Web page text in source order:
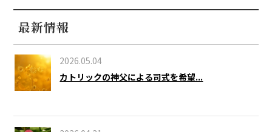
最新情報
2026.05.04
カトリックの神父による司式を希望...